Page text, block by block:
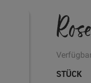
STÜCK